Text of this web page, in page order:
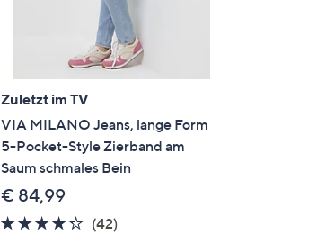
Zuletzt im TV
VIA MILANO Jeans, lange Form
5-Pocket-Style Zierband am
Saum schmales Bein
€ 84,99
4.2
(42)